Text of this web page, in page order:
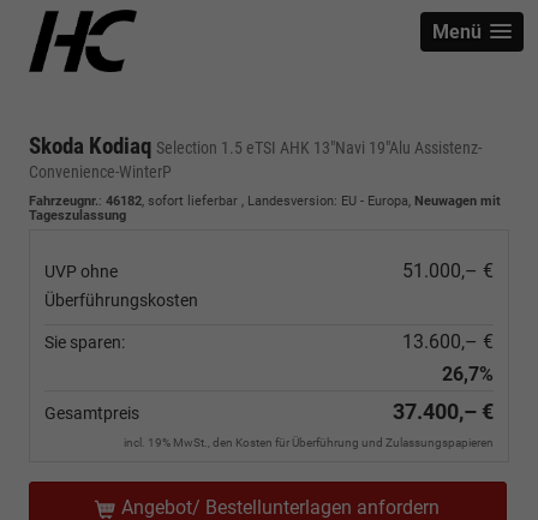
Menü
Skoda Kodiaq Selection 1.5 eTSI AHK 13"Navi 19"Alu Assistenz-
Convenience-WinterP
Fahrzeugnr.: 46182, sofort lieferbar , Landesversion: EU - Europa, Neuwagen mit
Tageszulassung
UVP ohne
Überführungskosten
51.000,– €
Sie sparen:
13.600,– €
26,7%
Gesamtpreis 37.400,– €
incl. 19% MwSt., den Kosten für Überführung und Zulassungspapieren
Angebot/ Bestellunterlagen anfordern